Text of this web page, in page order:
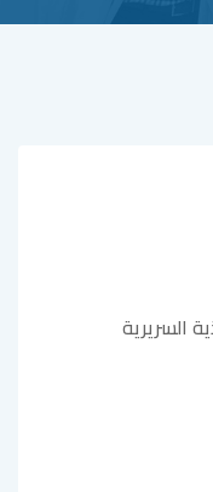
السريرية